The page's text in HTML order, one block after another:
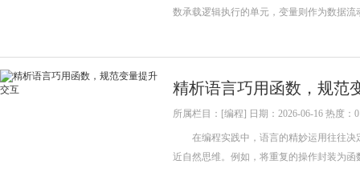
数承载逻辑执行的单元，变量则作为数据
精析语言巧用函数，规范
所属栏目：[编程] 日期：2026-06-16 热度：0
在编程实践中，语言的精妙运用往往决
近自然思维。例如，将重复的操作封装为